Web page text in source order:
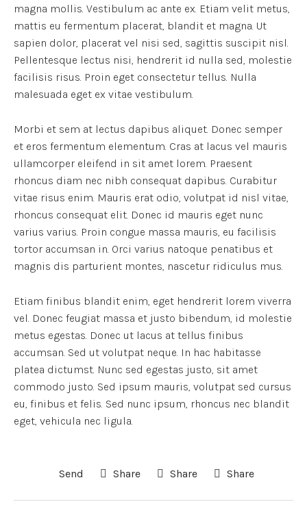
magna mollis. Vestibulum ac ante ex. Etiam velit metus,
mattis eu fermentum placerat, blandit et magna. Ut
sapien dolor, placerat vel nisi sed, sagittis suscipit nisl.
Pellentesque lectus nisi, hendrerit id nulla sed, molestie
facilisis risus. Proin eget consectetur tellus. Nulla
malesuada eget ex vitae vestibulum.
Morbi et sem at lectus dapibus aliquet. Donec semper
et eros fermentum elementum. Cras at lacus vel mauris
ullamcorper eleifend in sit amet lorem. Praesent
rhoncus diam nec nibh consequat dapibus. Curabitur
vitae risus enim. Mauris erat odio, volutpat id nisl vitae,
rhoncus consequat elit. Donec id mauris eget nunc
varius varius. Proin congue massa mauris, eu facilisis
tortor accumsan in. Orci varius natoque penatibus et
magnis dis parturient montes, nascetur ridiculus mus.
Etiam finibus blandit enim, eget hendrerit lorem viverra
vel. Donec feugiat massa et justo bibendum, id molestie
metus egestas. Donec ut lacus at tellus finibus
accumsan. Sed ut volutpat neque. In hac habitasse
platea dictumst. Nunc sed egestas justo, sit amet
commodo justo. Sed ipsum mauris, volutpat sed cursus
eu, finibus et felis. Sed nunc ipsum, rhoncus nec blandit
eget, vehicula nec ligula.
Send Share Share Share